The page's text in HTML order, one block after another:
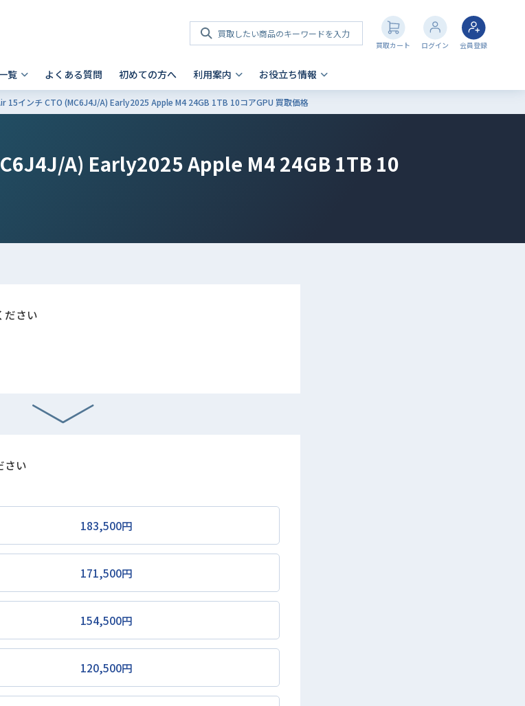
買取カート ログイン 会員登録
- Surface
- AirPods
覧 よくある質問 初めての方へ 利用案内 お役立ち情報
15インチ CTO (MC6J4J/A) Early2025 Apple M4 24GB 1TB 10コアGPU 買取価格
A) Early2025 Apple M4 24GB 1TB 10
ださい
さい
183,500円
171,500円
154,500円
120,500円